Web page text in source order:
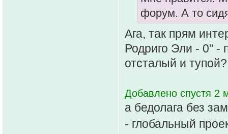
форум. А то
Ага, так прям
Родриго Эли - 0" -
отсталый и тупой?
Добавлено спустя 2
а бедолага без
- глобальный